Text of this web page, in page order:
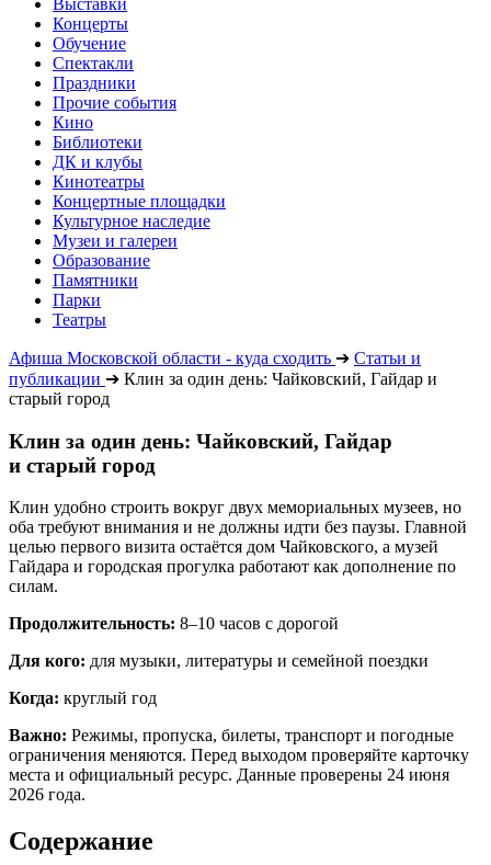
Выставки
Концерты
Обучение
Спектакли
Праздники
Прочие события
Кино
Библиотеки
ДК и клубы
Кинотеатры
Концертные площадки
Культурное наследие
Музеи и галереи
Образование
Памятники
Парки
Театры
Афиша Московской области - куда сходить ➔ Статьи и
публикации ➔ Клин за один день: Чайковский, Гайдар и
старый город
Клин за один день: Чайковский, Гайдар
и старый город
Клин удобно строить вокруг двух мемориальных музеев, но
оба требуют внимания и не должны идти без паузы. Главной
целью первого визита остаётся дом Чайковского, а музей
Гайдара и городская прогулка работают как дополнение по
силам.
Продолжительность: 8–10 часов с дорогой
Для кого: для музыки, литературы и семейной поездки
Когда: круглый год
Важно: Режимы, пропуска, билеты, транспорт и погодные
ограничения меняются. Перед выходом проверяйте карточку
места и официальный ресурс. Данные проверены 24 июня
2026 года.
Содержание